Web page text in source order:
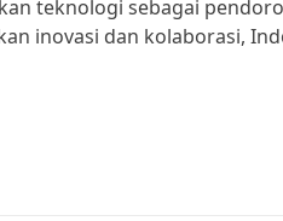
teknologi sebagai
inovasi dan kolaborasi,